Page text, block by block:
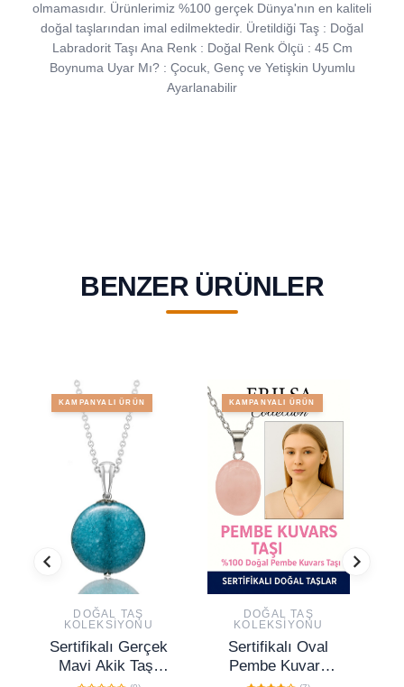
olmamasıdır. Ürünlerimiz %100 gerçek Dünya'nın en kaliteli
doğal taşlarından imal edilmektedir. Üretildiği Taş : Doğal
Labradorit Taşı Ana Renk : Doğal Renk Ölçü : 45 Cm
Boynuma Uyar Mı? : Çocuk, Genç ve Yetişkin Uyumlu
Ayarlanabilir
BENZER ÜRÜNLER
KAMPANYALI ÜRÜN
DOĞAL TAŞ
KOLEKSIYONU
Sertifikalı Gerçek
Mavi Akik Taşı
KAMPANYALI ÜRÜN
DOĞAL TAŞ
KOLEKSIYONU
Sertifikalı Oval
Pembe Kuvars